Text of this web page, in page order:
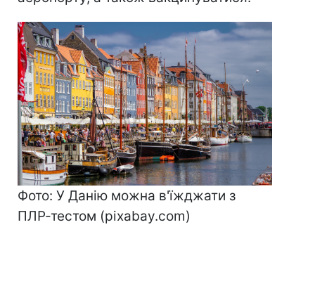
Фото: У Данію можна в'їжджати з
ПЛР-тестом (pixabay.com)